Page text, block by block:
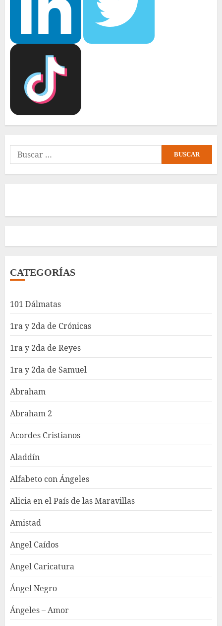
Buscar:
CATEGORÍAS
101 Dálmatas
1ra y 2da de Crónicas
1ra y 2da de Reyes
1ra y 2da de Samuel
Abraham
Abraham 2
Acordes Cristianos
Aladdín
Alfabeto con Ángeles
Alicia en el País de las Maravillas
Amistad
Angel Caídos
Angel Caricatura
Ángel Negro
Ángeles – Amor